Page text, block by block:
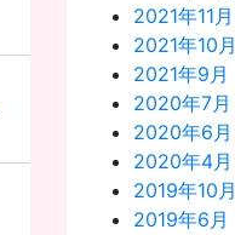
2021年11月
2021年10月
2021年9月
2020年7月
2020年6月
2020年4月
2019年10月
2019年6月